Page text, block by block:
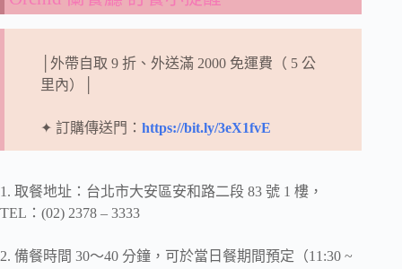
│外帶自取 9 折、外送滿 2000 免運費（ 5 公
里內）│
✦ 訂購傳送門： https://bit.ly/3eX1fvE
1. 取餐地址：台北市大安區安和路二段 83 號 1 樓，
TEL：(02) 2378 – 3333
2. 備餐時間 30～40 分鐘，可於當日餐期間預定（11:30 ~